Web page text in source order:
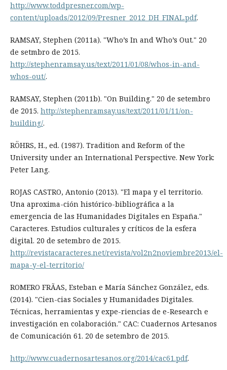
http://www.toddpresner.com/wp-
content/uploads/2012/09/Presner_2012_DH_FINAL.pdf.
RAMSAY, Stephen (2011a). "Who’s In and Who’s Out." 20
de setmbro de 2015.
http://stephenramsay.us/text/2011/01/08/whos-in-and-
whos-out/.
RAMSAY, Stephen (2011b). "On Building." 20 de setembro
de 2015. http://stephenramsay.us/text/2011/01/11/on-
building/.
RÖHRS, H., ed. (1987). Tradition and Reform of the
University under an International Perspective. New York:
Peter Lang.
ROJAS CASTRO, Antonio (2013). "El mapa y el territorio.
Una aproxima-ción histórico-bibliográfica a la
emergencia de las Humanidades Digitales en España."
Caracteres. Estudios culturales y críticos de la esfera
digital. 20 de setembro de 2015.
http://revistacaracteres.net/revista/vol2n2noviembre2013/el-
mapa-y-el-territorio/
ROMERO FRÃAS, Esteban e María Sánchez González, eds.
(2014). "Cien-cias Sociales y Humanidades Digitales.
Técnicas, herramientas y expe-riencias de e-Research e
investigación en colaboración." CAC: Cuadernos Artesanos
de Comunicación 61. 20 de setembro de 2015.
http://www.cuadernosartesanos.org/2014/cac61.pdf.